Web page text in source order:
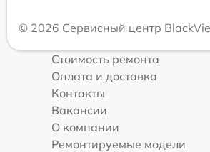
© 2026 Сервисный центр
Стоимость ремонта
Оплата и доставка
Контакты
Вакансии
О компании
Ремонтируемые модели